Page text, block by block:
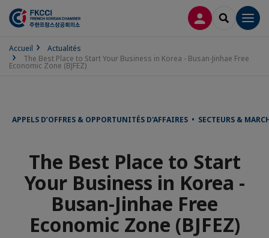
CONNEXION
Accueil
Actualités
The Best Place to Start Your Business in Korea - Busan-Jinhae Free
Economic Zone (BJFEZ)
APPELS D’OFFRES & OPPORTUNITÉS D'AFFAIRES • SECTEURS &
The Best Place to Start
Your Business in Korea -
Busan-Jinhae Free
Economic Zone (BJFEZ)